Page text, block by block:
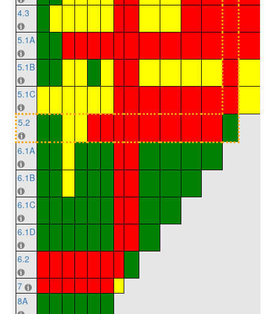
4.3
5.1A
5.1B
5.1C
5.2
6.1A
6.1B
6.1C
6.1D
6.2
7
8A